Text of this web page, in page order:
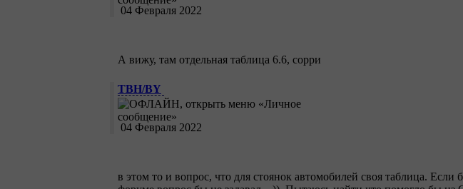
04 Февраля 2022
А вижу, там отдельная таблица 6.6, сорри
TBH/BY
04 Февраля 2022
в этом то и вопрос, что для стоянок автомобилей своя таблица.